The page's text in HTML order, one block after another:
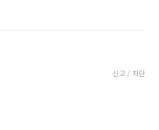
신고 / 차단